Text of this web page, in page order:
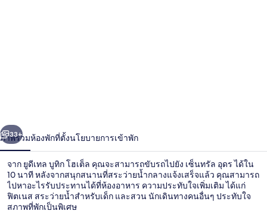
โฮเต็ล
า
ถัดไป
33+
ภาพรวมห้องพักที่ตั้งนโยบายการเข้าพัก
จาก ยูดีเทล บูทิก โฮเต็ล คุณจะสามารถขับรถไปยัง เซ็นทรัล อุดร ได้ใน
10 นาที หลังจากสนุกสนานที่สระว่ายน้ำกลางแจ้งเสร็จแล้ว คุณสามารถ
ไปหาอะไรรับประทานได้ที่ห้องอาหาร ความประทับใจเพิ่มเติม ได้แก่
ฟิตเนส สระว่ายน้ำสำหรับเด็ก และสวน นักเดินทางคนอื่นๆ ประทับใจ
สภาพที่พักเป็นพิเศษ